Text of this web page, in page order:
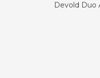
Devold Duo